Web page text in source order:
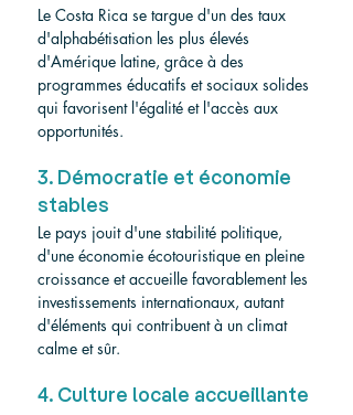
Le Costa Rica se targue d'un des taux
d'alphabétisation les plus élevés
d'Amérique latine, grâce à des
programmes éducatifs et sociaux solides
qui favorisent l'égalité et l'accès aux
opportunités.
3. Démocratie et économie
stables
Le pays jouit d'une stabilité politique,
d'une économie écotouristique en pleine
croissance et accueille favorablement les
investissements internationaux, autant
d'éléments qui contribuent à un climat
calme et sûr.
4. Culture locale accueillante